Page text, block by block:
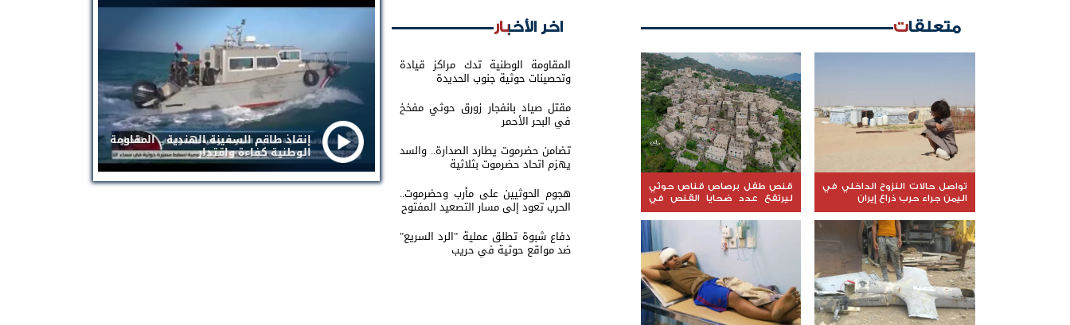
متعلقات
تواصل حالات النزوح الداخلي في
اليمن جراء حرب ذراع إيران
قنص طفل برصاص قناص حوثي
ليرتفع عدد ضحايا القنص في
الشقب إلى 249
اخر الأخبار
المقاومة الوطنية تدك مراكز قيادة
وتحصينات حوثية جنوب الحديدة
مقتل صياد بانفجار زورق حوثي مفخخ
في البحر الأحمر
تضامن حضرموت يطارد الصدارة.. والسد
يهزم اتحاد حضرموت بثلاثية
هجوم الحوثيين على مأرب وحضرموت..
الحرب تعود إلى مسار التصعيد المفتوح
دفاع شبوة تطلق عملية "الرد السريع"
ضد مواقع حوثية في حريب
إنقاذ طاقم السفينة الهندية .. المقاومة
الوطنية كفاءة واقتدار